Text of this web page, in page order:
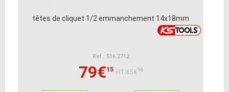
têtes de cliquet 1/2 emmanchement 14x18mm
Ref : 516.2712
79€15 HT:65€96